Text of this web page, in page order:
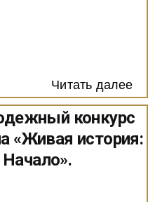
Читать далее
конкурс
«Живая история: